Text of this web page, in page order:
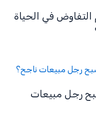
في الحياة
رجل مبيعات